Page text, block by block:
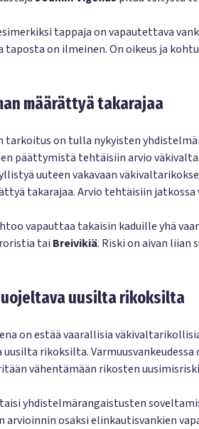
tappaja on vapautettava
taposta on ilmeinen. On oikeus ja
määrättyä takarajaa
tarkoitus on tulla nykyisten
päättymistä tehtäisiin arvio
uuteen vakavaan
takarajaa. Arvio tehtäisiin
vapauttaa takaisin kaduille yhä
tai Breivikiä. Riski on aivan liian
uusilta rikoksilta
on estää vaarallisia
uusilta rikoksilta.
vähentämään rikosten
yhdistelmärangaistusten
osaksi elinkautisvankien